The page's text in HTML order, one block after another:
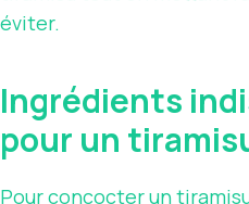
éviter.
Ingrédients
pour un
Pour concocter un